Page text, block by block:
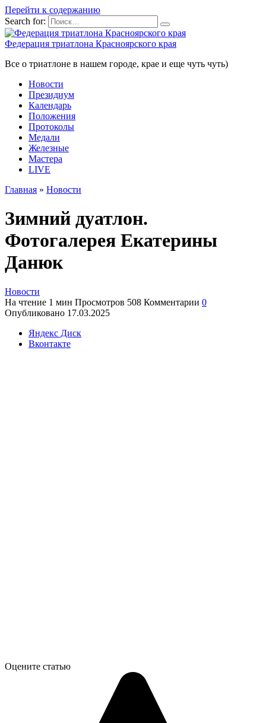
Перейти к содержанию
Search for:
Федерация триатлона Красноярского края
Все о триатлоне в нашем городе, крае и еще чуть чуть)
Новости
Президиум
Календарь
Положения
Протоколы
Медали
Железные
Мастера
LIVE
Главная » Новости
Зимний дуатлон.
Фотогалерея Екатерины
Данюк
Новости
На чтение 1 мин Просмотров 508 Комментарии 0
Опубликовано 17.03.2025
Яндекс Диск
Вконтакте
Оцените статью